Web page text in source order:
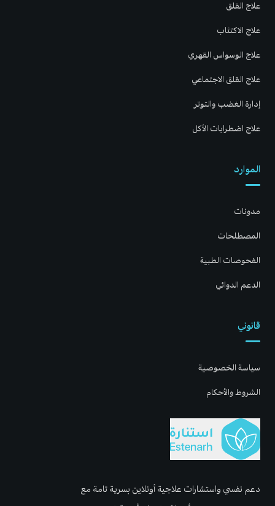
دعم نفسي واستشارات علاجية أونلاين بسرية تامة مع
علاج القلق
علاج الاكتئاب
علاج الوسواس القهري
علاج القلق الاجتماعي
إدارة الغضب والتوتر
علاج اضطرابات الأكل
الموارد
مدونات
المصطلحات
الفحوصات الطبية
الدعم الدوائي
قانوني
سياسة الخصوصية
الشروط والأحكام